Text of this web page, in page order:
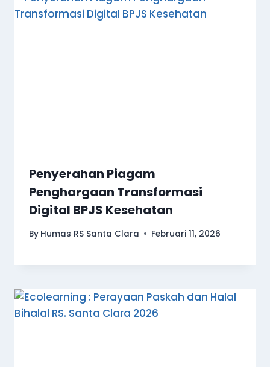
Penyerahan Piagam
Penghargaan Transformasi
Digital BPJS Kesehatan
By Humas RS Santa Clara Februari 11, 2026